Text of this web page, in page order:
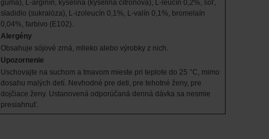
guma), L-arginín, kyselina (kyselina citrónová), L-leucín 0,2%, soľ,
sladidlo (sukralóza), L-izoleucín 0,1%, L-valín 0,1%, bromelaín
0,04%, farbivo (E102).
Alergény
Obsahuje sójové zrná, mlieko alebo výrobky z nich.
Upozornenie
Uschovajte na suchom a tmavom mieste pri teplote do 25 °C, mimo
dosahu malých detí. Nevhodné pre deti, pre tehotné ženy, pre
dojčiace ženy. Ustanovená odporúčaná denná dávka sa nesmie
presiahnuť.